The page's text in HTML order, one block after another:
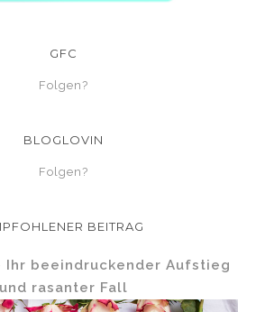
GFC
Folgen?
BLOGLOVIN
Folgen?
BEITRAG
Ihr beeindruckender Aufstieg
und rasanter Fall